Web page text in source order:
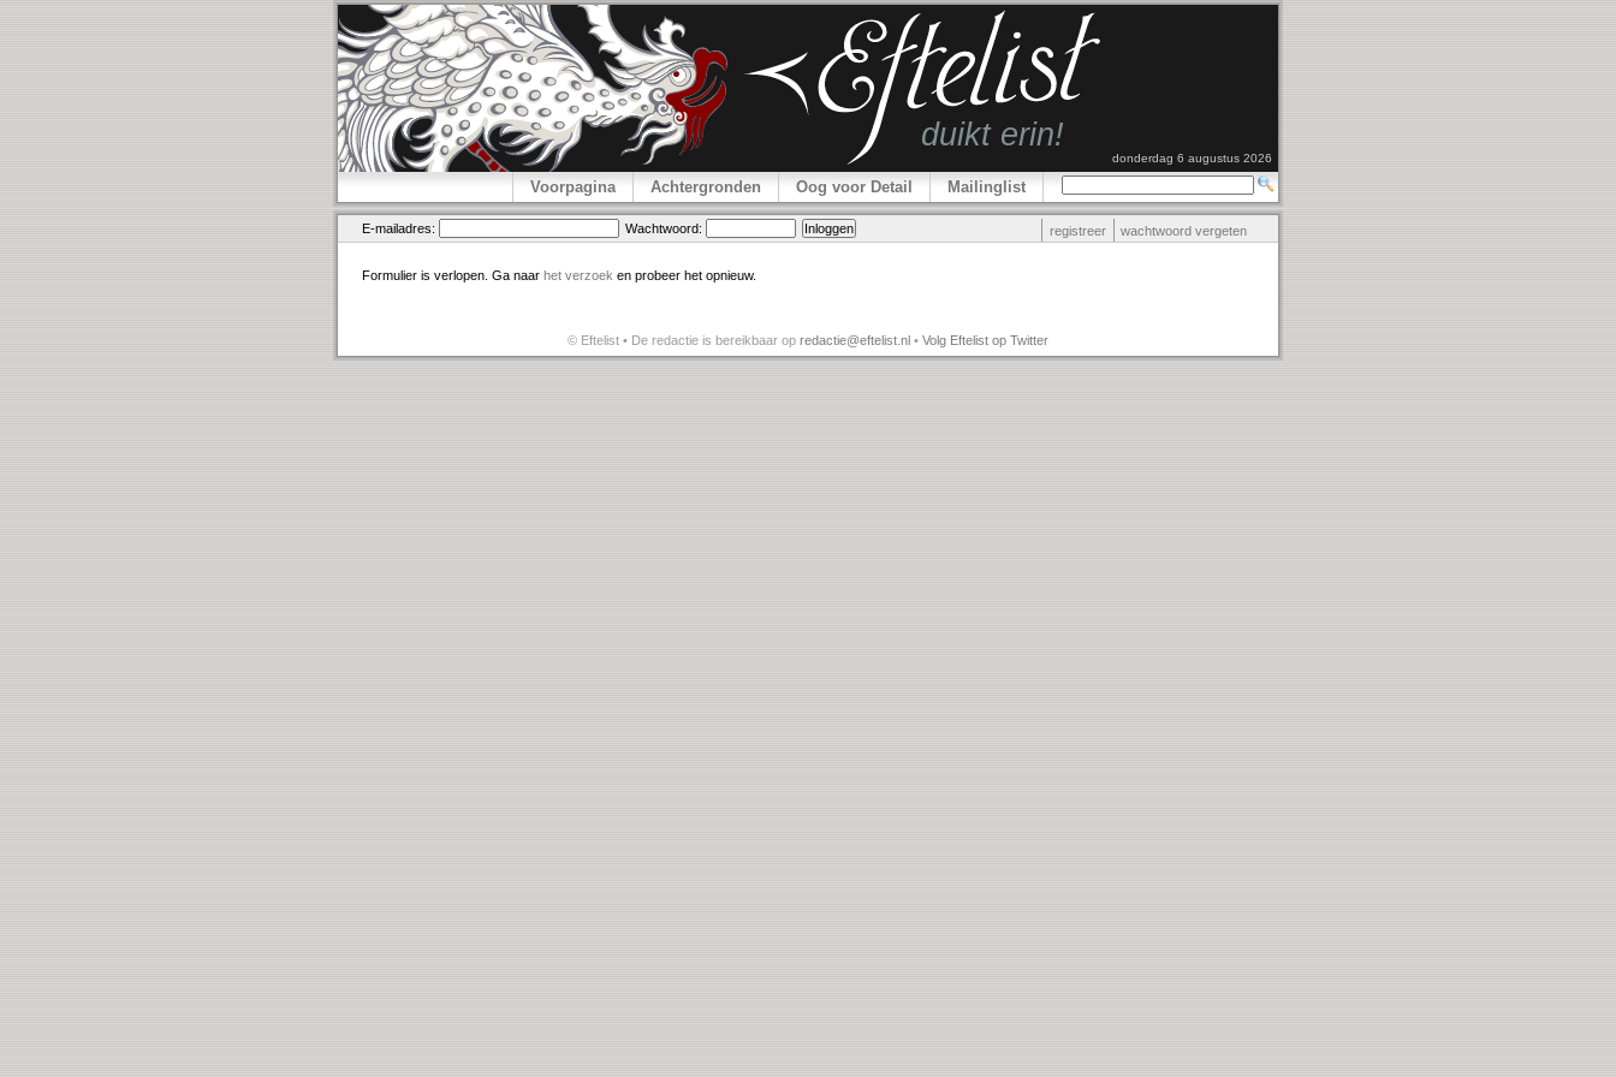
donderdag 6 augustus 2026
Voorpagina Achtergronden Oog voor Detail Mailinglist
E-mailadres: Wachtwoord: registreer wachtwoord vergeten
Formulier is verlopen. Ga naar het verzoek en probeer het opnieuw.
© Eftelist • De redactie is bereikbaar op redactie@eftelist.nl • Volg Eftelist op Twitter